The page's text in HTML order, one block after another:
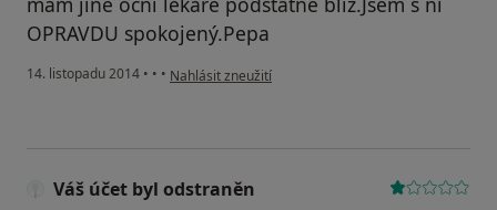
OPRAVDU spokojený.Pepa
14. listopadu 2014 • • • podle názoru uživatele Váš účet byl odstraněn
Nahlásit zneužití
Váš účet byl odstraněn